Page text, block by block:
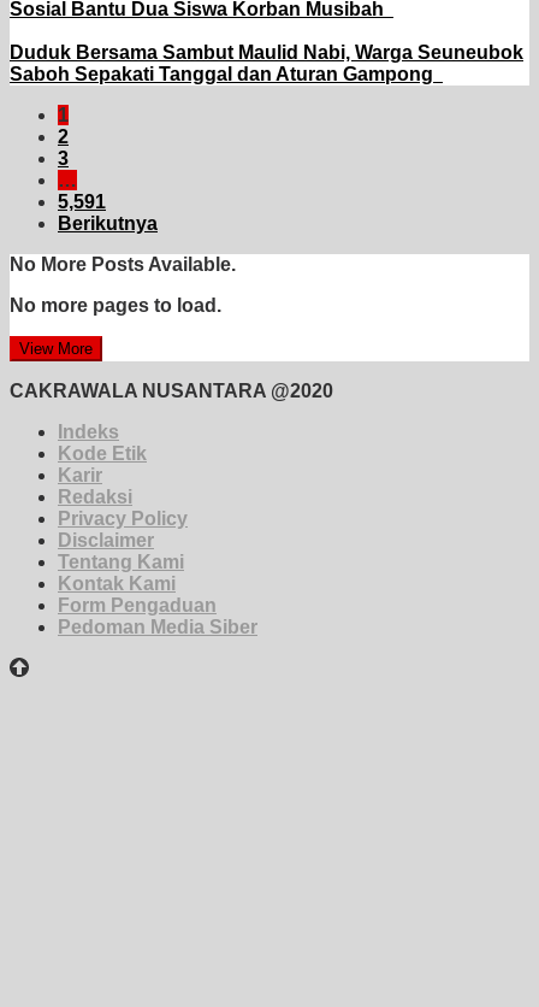
Sosial Bantu Dua Siswa Korban Musibah
Duduk Bersama Sambut Maulid Nabi, Warga Seuneubok
Saboh Sepakati Tanggal dan Aturan Gampong
1
2
3
…
5,591
Berikutnya
No More Posts Available.
No more pages to load.
View More
CAKRAWALA NUSANTARA @2020
Indeks
Kode Etik
Karir
Redaksi
Privacy Policy
Disclaimer
Tentang Kami
Kontak Kami
Form Pengaduan
Pedoman Media Siber